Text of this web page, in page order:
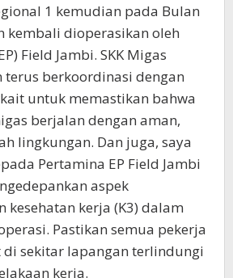
1 kemudian pada Bulan
kembali dioperasikan oleh
Field Jambi. SKK Migas
terus berkoordinasi dengan
untuk memastikan bahwa
berjalan dengan aman,
lingkungan. Dan juga, saya
Pertamina EP Field Jambi
aspek
kesehatan kerja (K3) dalam
Pastikan semua pekerja
sekitar lapangan terlindungi
kerja.